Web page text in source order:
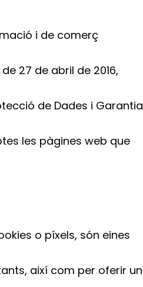
i de comerç
27 de abril de 2016,
de Dades i Garantia
les pàgines web que
o píxels, són eines
així com per oferir un